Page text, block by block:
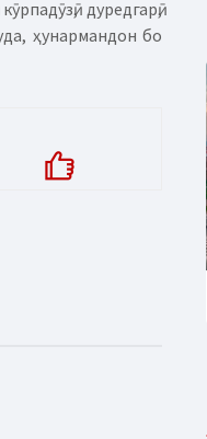
дуредгарӣ,
ҳунармандон бо